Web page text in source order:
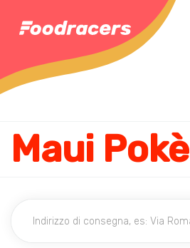
Maui Pokè